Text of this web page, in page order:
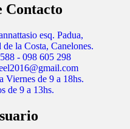
Contacto
esq. Padua,
de la Costa, Canelones.
- 098 605 298
Viernes de 9 a 18hs.
de 9 a 13hs.